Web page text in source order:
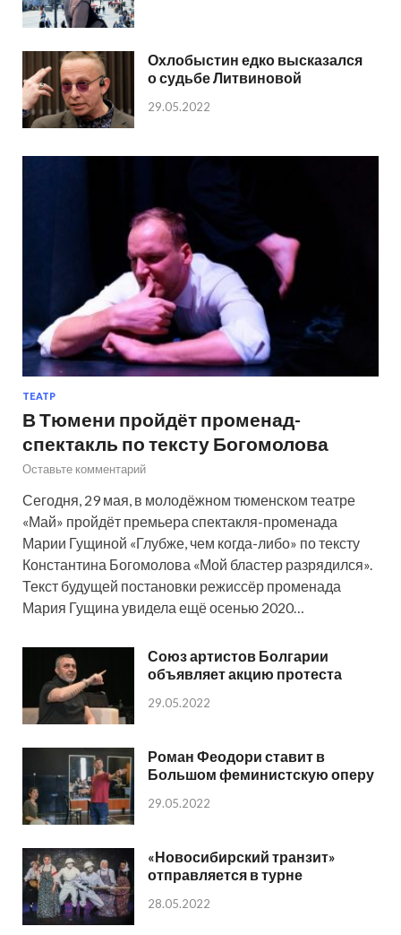
Охлобыстин едко высказался
о судьбе Литвиновой
29.05.2022
ТЕАТР
В Тюмени пройдёт променад-
спектакль по тексту Богомолова
Оставьте комментарий
Сегодня, 29 мая, в молодёжном тюменском театре
«Май» пройдёт премьера спектакля-променада
Марии Гущиной «Глубже, чем когда-либо» по тексту
Константина Богомолова «Мой бластер разрядился».
Текст будущей постановки режиссёр променада
Мария Гущина увидела ещё осенью 2020…
Союз артистов Болгарии
объявляет акцию протеста
29.05.2022
Роман Феодори ставит в
Большом феминистскую оперу
29.05.2022
«Новосибирский транзит»
отправляется в турне
28.05.2022